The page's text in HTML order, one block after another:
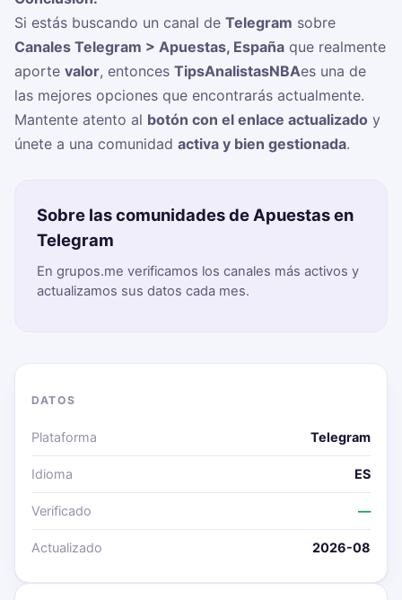
Si estás buscando un canal de Telegram sobre
Canales Telegram > Apuestas, España que realmente
aporte valor, entonces TipsAnalistasNBAes una de
las mejores opciones que encontrarás actualmente.
Mantente atento al botón con el enlace actualizado y
únete a una comunidad activa y bien gestionada.
Sobre las comunidades de Apuestas en
Telegram
En grupos.me verificamos los canales más activos y
actualizamos sus datos cada mes.
DATOS
Plataforma Telegram
Idioma ES
Verificado —
Actualizado 2026-08